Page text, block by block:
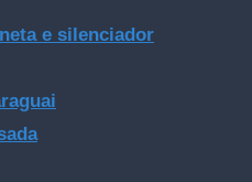
e silenciador